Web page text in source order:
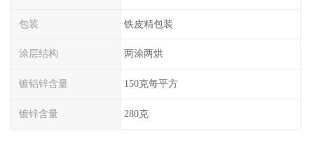
包装 铁皮精包装
涂层结构 两涂两烘
镀铝锌含量 150克每平方
镀锌含量 280克